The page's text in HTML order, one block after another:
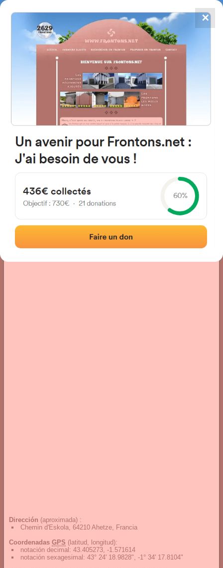
FRONTONS.NET
BUSCAR UN FRONTÓN
AÑADIR UN FRONTÓN
4784
frontones
64210 Ahetze, Francia
Fotos Comentarios y reseñas
Dirección (aproximada) :
Chemin d'Eskola, 64210 Ahetze, Francia
Coordenadas GPS (latitud, longitud):
notación decimal : 43.405273, -1.571614
notación sexagesimal : 43° 24' 18.9828", -1° 34' 17.8104"
✕